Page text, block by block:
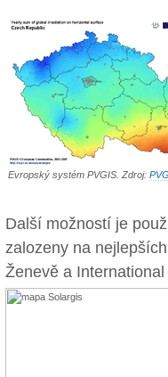
Evropský systém PVGIS. Zdroj:
Další možností je
zalozeny na
Ženevě a